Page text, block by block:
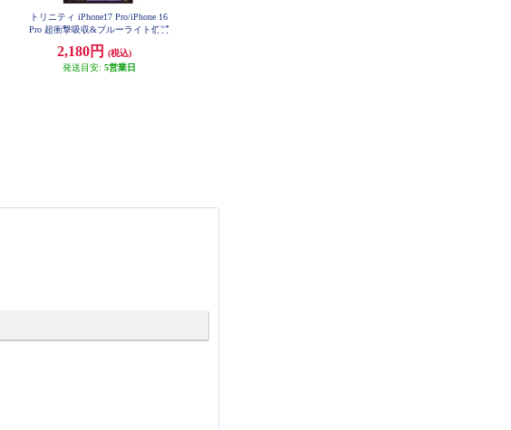
トリニティ iPhone17 Pro/iPhone 16
Pro 超衝撃吸収&ブルーライト低減
-PFPM-SKBCC
2,180円
(税込)
発送目安: 5営業日